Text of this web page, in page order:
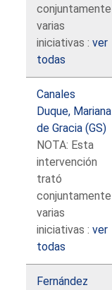
conjuntamente
varias
iniciativas :ver
todas
Canales
Duque, Mariana
de Gracia (GS)
NOTA: Esta
intervención
trató
conjuntamente
varias
iniciativas :ver
todas
Fernández